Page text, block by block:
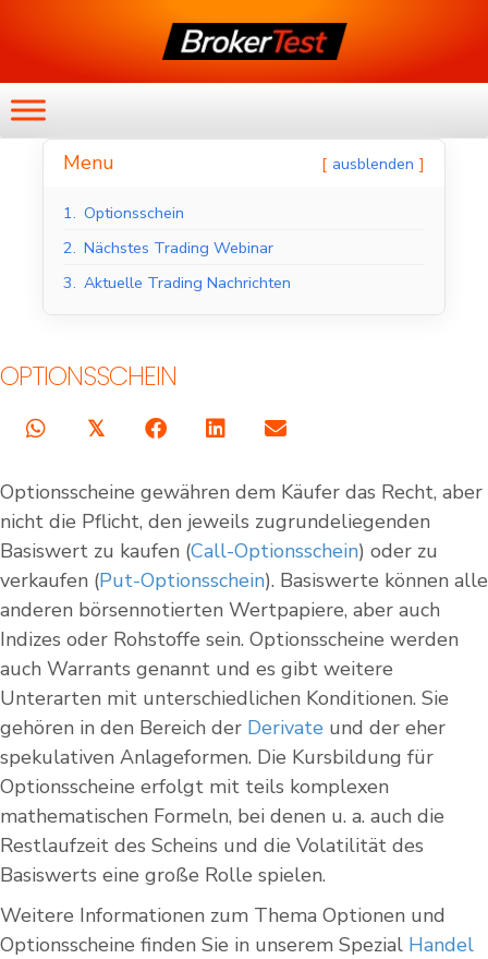
Menu ausblenden
1. Optionsschein
2. Nächstes Trading Webinar
3. Aktuelle Trading Nachrichten
OPTIONSSCHEIN
𝕏
Optionsscheine gewähren dem Käufer das Recht, aber
nicht die Pflicht, den jeweils zugrundeliegenden
Basiswert zu kaufen (Call-Optionsschein) oder zu
verkaufen (Put-Optionsschein). Basiswerte können alle
anderen börsennotierten Wertpapiere, aber auch
Indizes oder Rohstoffe sein. Optionsscheine werden
auch Warrants genannt und es gibt weitere
Unterarten mit unterschiedlichen Konditionen. Sie
gehören in den Bereich der Derivate und der eher
spekulativen Anlageformen. Die Kursbildung für
Optionsscheine erfolgt mit teils komplexen
mathematischen Formeln, bei denen u. a. auch die
Restlaufzeit des Scheins und die Volatilität des
Basiswerts eine große Rolle spielen.
Weitere Informationen zum Thema Optionen und
Optionsscheine finden Sie in unserem Spezial Handel